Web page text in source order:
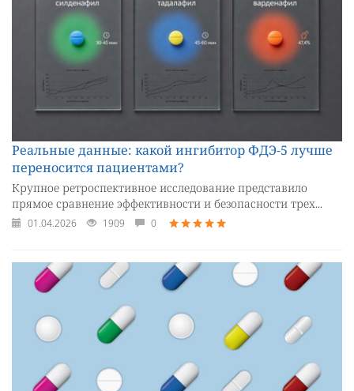
Реальные данные: какой ингибитор ФДЭ-5 лучше
переносится пациентами?
Крупное ретроспективное исследование представило
прямое сравнение эффективности и безопасности трех...
01.04.2026 1909 0